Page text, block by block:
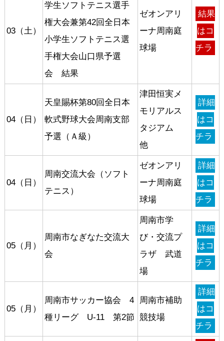
03（土）
学生ソフトテニス選手
権大会兼第42回全日本
小学生ソフトテニス選
手権大会山口県予選
会 結果
ゼオンアリ
ーナ周南庭
球場
結果
はコ
チラ
04（日）
天皇賜杯第80回全日本
軟式野球大会周南支部
予選（Ａ級）
津田恒実メ
モリアルス
タジアム
他
詳細
はコ
チラ
04（日）
周南交流大会（ソフト
テニス）
ゼオンアリ
ーナ周南庭
球場
詳細
はコ
チラ
05（月）
周南市なぎなた交流大
会
周南市学
び・交流プ
ラザ 武道
場
詳細
はコ
チラ
05（月）
周南市サッカー協会 4
種リーグ U-11 第2節
周南市補助
競技場
詳細
はコ
チラ